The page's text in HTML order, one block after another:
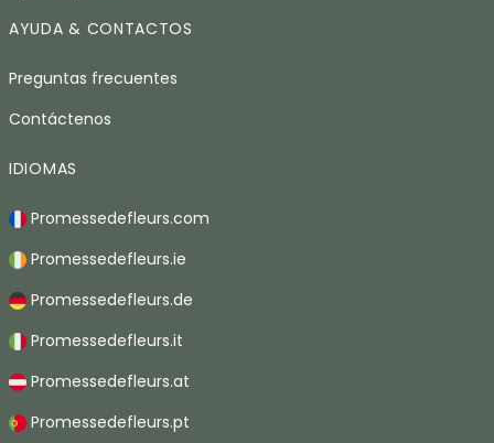
AYUDA & CONTACTOS
Preguntas frecuentes
Contáctenos
IDIOMAS
Promessedefleurs.com
Promessedefleurs.ie
Promessedefleurs.de
Promessedefleurs.it
Promessedefleurs.at
Promessedefleurs.pt